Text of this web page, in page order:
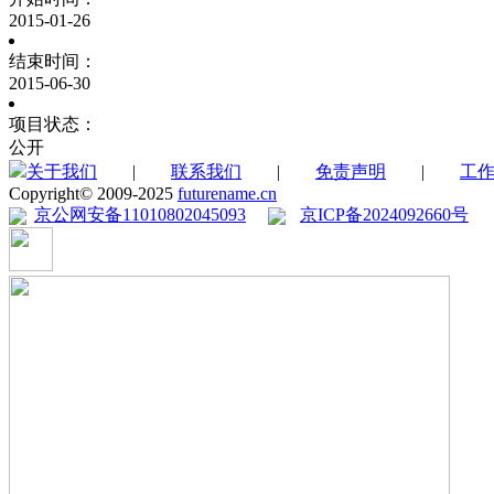
2015-01-26
结束时间：
2015-06-30
项目状态：
公开
关于我们 | 联系我们 | 免责声明 | 工
Copyright© 2009-2025 futurename.cn
京公网安备11010802045093
京ICP备2024092660号